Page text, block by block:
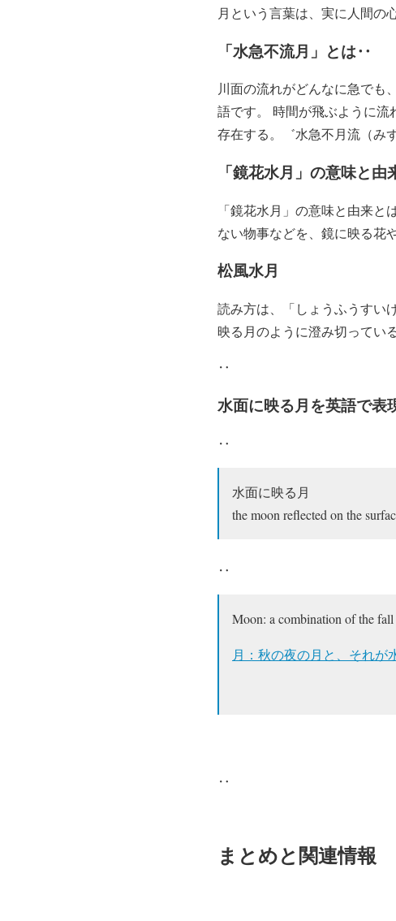
月という言葉は、実に人間の
「水急不流月」とは‥
川面の流れがどんなに急でも
語です。 時間が飛ぶように
存在する。゛水急不月流（み
「鏡花水月」の意味と由
「鏡花水月」の意味と由来
ない物事などを、鏡に映る花
松風水月
読み方は、「しょうふうすい
映る月のように澄み切ってい
‥
水面に映る月を英語で表
‥
水面に映る月
the moon reflected on the
‥
Moon: a combination of the
月：秋の夜の月と、それが
‥
まとめと関連情報